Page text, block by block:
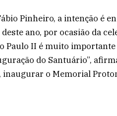
Pinheiro, a intenção é
ano, por ocasião da
Paulo II é muito
do Santuário”,
inaugurar o Memorial